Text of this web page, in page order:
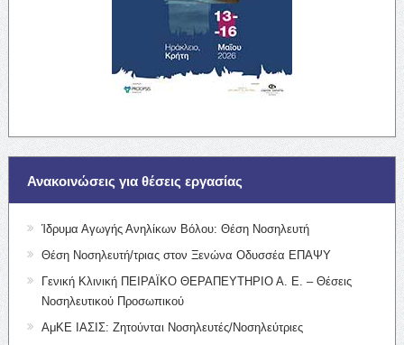
Ανακοινώσεις για θέσεις εργασίας
Ίδρυμα Αγωγής Ανηλίκων Βόλου: Θέση Νοσηλευτή
Θέση Νοσηλευτή/τριας στον Ξενώνα Οδυσσέα ΕΠΑΨΥ
Γενική Κλινική ΠΕΙΡΑΪΚΟ ΘΕΡΑΠΕΥΤΗΡΙΟ Α. Ε. – Θέσεις
Νοσηλευτικού Προσωπικού
ΑμΚΕ ΙΑΣΙΣ: Ζητούνται Νοσηλευτές/Νοσηλεύτριες